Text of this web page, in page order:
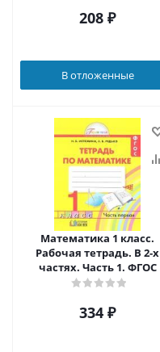
208 ₽
В отложенные
Математика 1 класс.
Рабочая тетрадь. В 2-х
частях. Часть 1. ФГОС
334 ₽